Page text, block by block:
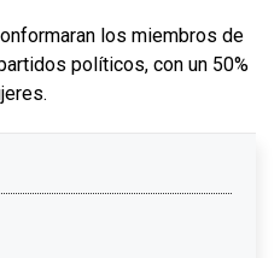
los miembros de
políticos, con un 50%